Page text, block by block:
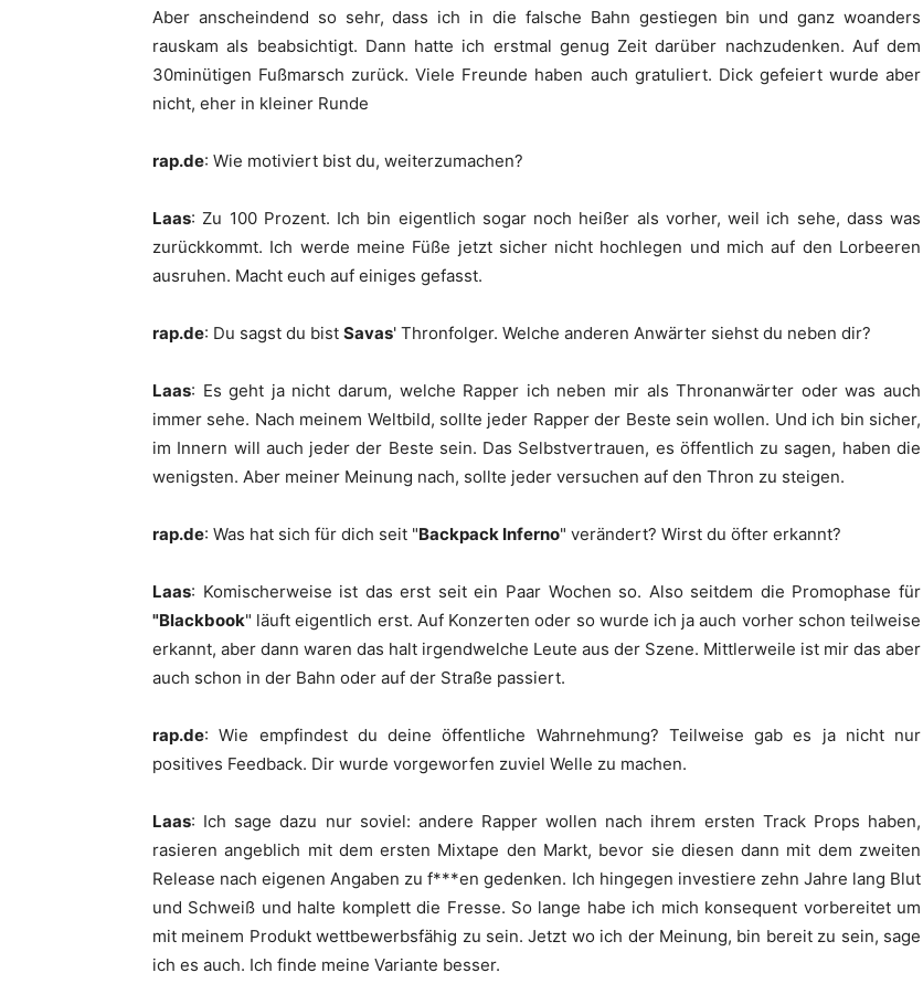
Aber anscheindend so sehr, dass ich in die falsche Bahn gestiegen bin und ganz woanders
rauskam als beabsichtigt. Dann hatte ich erstmal genug Zeit darüber nachzudenken. Auf dem
30minütigen Fußmarsch zurück. Viele Freunde haben auch gratuliert. Dick gefeiert wurde aber
nicht, eher in kleiner Runde
rap.de: Wie motiviert bist du, weiterzumachen?
Laas: Zu 100 Prozent. Ich bin eigentlich sogar noch heißer als vorher, weil ich sehe, dass was
zurückkommt. Ich werde meine Füße jetzt sicher nicht hochlegen und mich auf den Lorbeeren
ausruhen. Macht euch auf einiges gefasst.
rap.de: Du sagst du bist Savas' Thronfolger. Welche anderen Anwärter siehst du neben dir?
Laas: Es geht ja nicht darum, welche Rapper ich neben mir als Thronanwärter oder was auch
immer sehe. Nach meinem Weltbild, sollte jeder Rapper der Beste sein wollen. Und ich bin sicher,
im Innern will auch jeder der Beste sein. Das Selbstvertrauen, es öffentlich zu sagen, haben die
wenigsten. Aber meiner Meinung nach, sollte jeder versuchen auf den Thron zu steigen.
rap.de: Was hat sich für dich seit "Backpack Inferno" verändert? Wirst du öfter erkannt?
Laas: Komischerweise ist das erst seit ein Paar Wochen so. Also seitdem die Promophase für
"Blackbook" läuft eigentlich erst. Auf Konzerten oder so wurde ich ja auch vorher schon teilweise
erkannt, aber dann waren das halt irgendwelche Leute aus der Szene. Mittlerweile ist mir das aber
auch schon in der Bahn oder auf der Straße passiert.
rap.de: Wie empfindest du deine öffentliche Wahrnehmung? Teilweise gab es ja nicht nur
positives Feedback. Dir wurde vorgeworfen zuviel Welle zu machen.
Laas: Ich sage dazu nur soviel: andere Rapper wollen nach ihrem ersten Track Props haben,
rasieren angeblich mit dem ersten Mixtape den Markt, bevor sie diesen dann mit dem zweiten
Release nach eigenen Angaben zu f***en gedenken. Ich hingegen investiere zehn Jahre lang Blut
und Schweiß und halte komplett die Fresse. So lange habe ich mich konsequent vorbereitet um
mit meinem Produkt wettbewerbsfähig zu sein. Jetzt wo ich der Meinung, bin bereit zu sein, sage
ich es auch. Ich finde meine Variante besser.